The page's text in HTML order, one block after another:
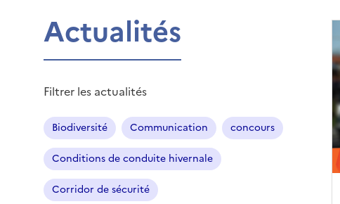
Actualités
Filtrer les actualités
Biodiversité Communication concours
Conditions de conduite hivernale
Corridor de sécurité